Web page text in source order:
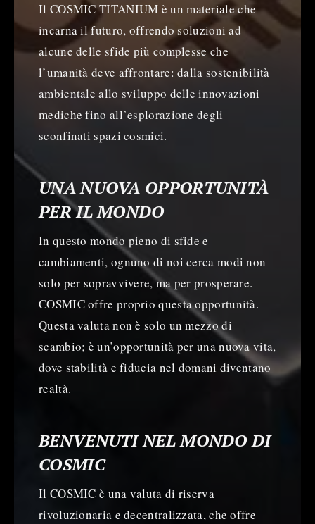
Il COSMIC TITANIUM è un materiale che
incarna il futuro, offrendo soluzioni ad
alcune delle sfide più complesse che
l’umanità deve affrontare: dalla sostenibilità
ambientale allo sviluppo delle innovazioni
mediche fino all’esplorazione degli
sconfinati spazi cosmici.
UNA NUOVA OPPORTUNITÀ
PER IL MONDO
In questo mondo pieno di sfide e
cambiamenti, ognuno di noi cerca modi non
solo per sopravvivere, ma per prosperare.
COSMIC offre proprio questa opportunità.
Questa valuta non è solo un mezzo di
scambio; è un’opportunità per una nuova vita,
dove stabilità e fiducia nel domani diventano
realtà.
BENVENUTI NEL MONDO DI
COSMIC
Il COSMIC è una valuta di riserva
rivoluzionaria e decentralizzata, che offre